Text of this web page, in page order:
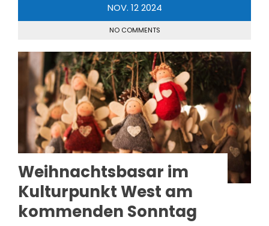
NOV. 12 2024
NO COMMENTS
Weihnachtsbasar im
Kulturpunkt West am
kommenden Sonntag